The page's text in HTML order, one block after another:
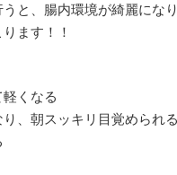
と、腸内環境が綺麗になり
ます！！
軽くなる
り、朝スッキリ目覚められる